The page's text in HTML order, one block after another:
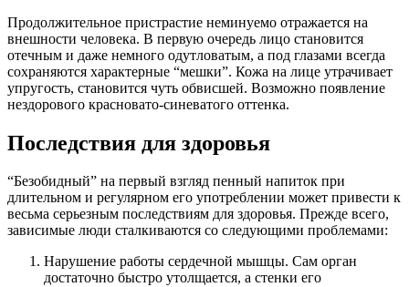
Продолжительное пристрастие неминуемо отражается на
внешности человека. В первую очередь лицо становится
отечным и даже немного одутловатым, а под глазами всегда
сохраняются характерные “мешки”. Кожа на лице утрачивает
упругость, становится чуть обвисшей. Возможно появление
нездорового красновато-синеватого оттенка.
Последствия для здоровья
“Безобидный” на первый взгляд пенный напиток при
длительном и регулярном его употреблении может привести к
весьма серьезным последствиям для здоровья. Прежде всего,
зависимые люди сталкиваются со следующими проблемами:
Нарушение работы сердечной мышцы. Сам орган
достаточно быстро утолщается, а стенки его